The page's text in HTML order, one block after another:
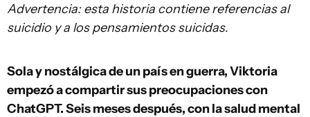
Advertencia: esta historia contiene referencias al
suicidio y a los pensamientos suicidas.
Sola y nostálgica de un país en guerra, Viktoria
empezó a compartir sus preocupaciones con
ChatGPT. Seis meses después, con la salud mental